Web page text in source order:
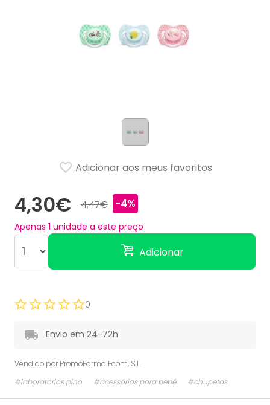
4,30€ 4,47€ -4%
Apenas 1 unidade a este preço
Adicionar
Adicionar aos meus favoritos
0
Envio em 24-72h
Vendido por PromoFarma Ecom, S.L.
#laboratorios pino
#acessórios para bebé #chupetas